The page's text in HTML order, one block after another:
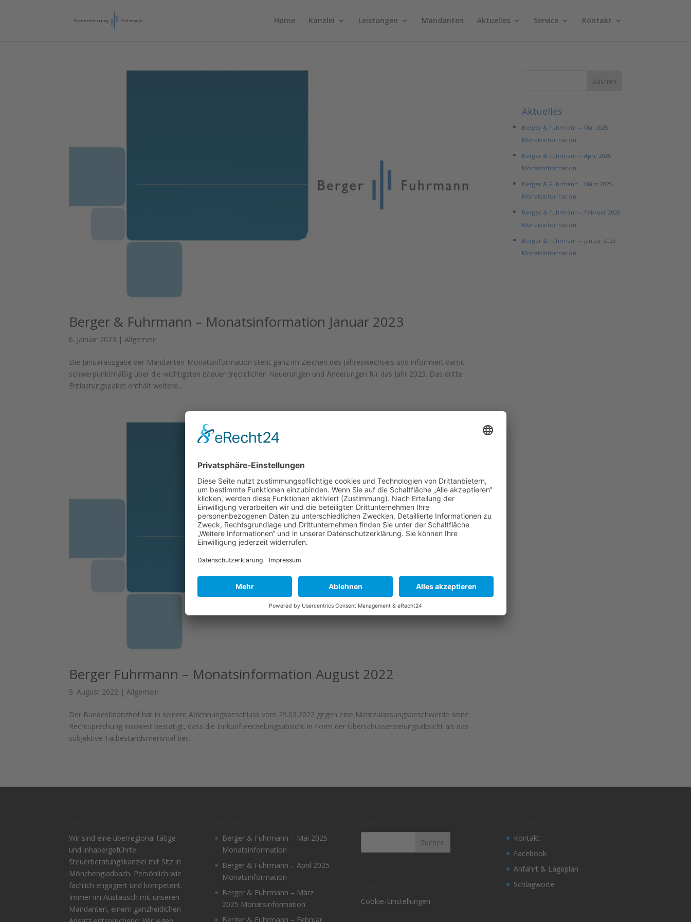
Home Kanzlei Leistungen Mandanten Aktuelles Service Kontakt
Berger & Fuhrmann – Monatsinformation Januar 2023
6. Januar 2023 |Allgemein
Die Januarausgabe der Mandanten-Monatsinformation steht ganz im Zeichen des Jahreswechsels und informiert damit
schwerpunktmäßig über die wichtigsten (steuer-)rechtlichen Neuerungen und Änderungen für das Jahr 2023. Das dritte
Entlastungspaket enthält weitere...
Berger Fuhrmann – Monatsinformation August 2022
5. August 2022 |Allgemein
Der Bundesfinanzhof hat in seinem Ablehnungsbeschluss vom 29.03.2022 gegen eine Nichtzulassungsbeschwerde seine
Rechtsprechung insoweit bestätigt, dass die Einkünfteerzielungsabsicht in Form der Überschusserzielungsabsicht als das
subjektive Tatbestandsmerkmal bei...
Aktuelles
Berger & Fuhrmann – Mai 2025
Monatsinformation
Berger & Fuhrmann – April 2025
Monatsinformation
Berger & Fuhrmann – März 2025
Monatsinformation
Berger & Fuhrmann – Februar 2025
Monatsinformation
Berger & Fuhrmann – Januar 2025
Monatsinformation
Wir sind eine überregional tätige
und inhabergeführte
Steuerberatungskanzlei mit Sitz in
Mönchengladbach. Persönlich wie
fachlich engagiert und kompetent.
Immer im Austausch mit unseren
Mandanten, einem ganzheitlichen
Berger & Fuhrmann – Mai 2025
Monatsinformation
Berger & Fuhrmann – April 2025
Monatsinformation
Berger & Fuhrmann – März
2025 Monatsinformation
Berger & Fuhrmann – Februar
Cookie-Einstellungen
Kontakt
Facebook
Anfahrt & Lageplan
Schlagworte